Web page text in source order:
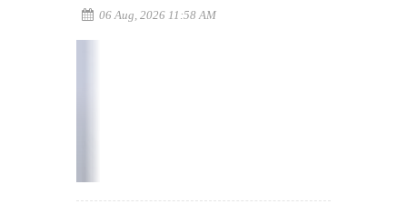
06 Aug, 2026 11:58 AM